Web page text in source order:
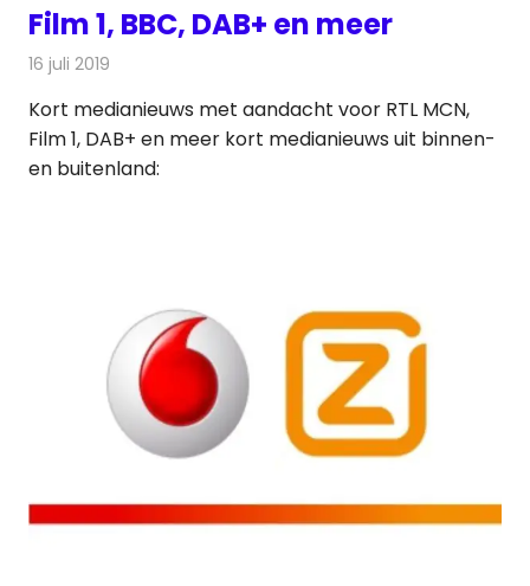
Film 1, BBC, DAB+ en meer
16 juli 2019
Kort medianieuws met aandacht voor RTL MCN,
Film 1, DAB+ en meer kort medianieuws uit binnen-
en buitenland: